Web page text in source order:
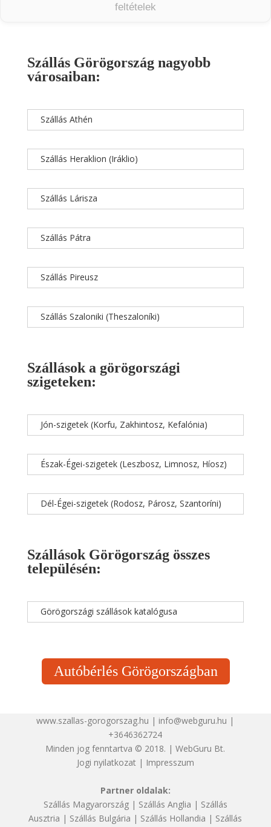
feltételek
Szállás Görögország nagyobb
városaiban:
Szállás Athén
Szállás Heraklion (Iráklio)
Szállás Lárisza
Szállás Pátra
Szállás Pireusz
Szállás Szaloniki (Theszaloníki)
Szállások a görögországi
szigeteken:
Jón-szigetek (Korfu, Zakhintosz, Kefalónia)
Észak-Égei-szigetek (Leszbosz, Limnosz, Híosz)
Dél-Égei-szigetek (Rodosz, Párosz, Szantoríni)
Szállások Görögország összes
településén:
Görögországi szállások katalógusa
Autóbérlés Görögországban
www.szallas-gorogorszag.hu | info@webguru.hu |
+3646362724
Minden jog fenntartva © 2018. | WebGuru Bt.
Jogi nyilatkozat| Impresszum
Partner oldalak:
Szállás Magyarország| Szállás Anglia | Szállás
Ausztria | Szállás Bulgária | Szállás Hollandia | Szállás